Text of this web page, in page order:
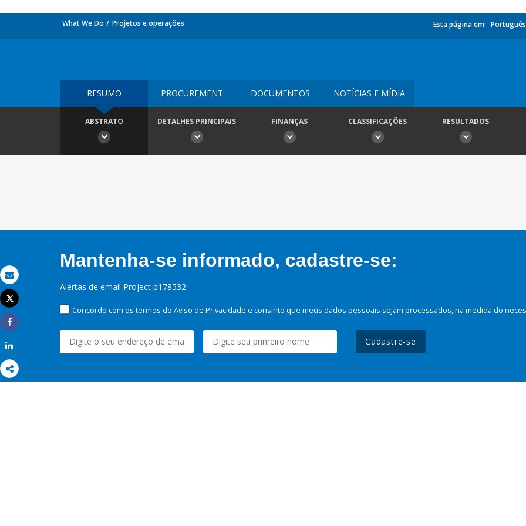
Email
Imprimir
Tweet
Share
What We Do Projetos e operações Esta página em: Português
RESUMO PROCUREMENT DOCUMENTOS NOTÍCIAS E MÍDIA
ABSTRATO DETALHES PRINCIPAIS FINANÇAS CLASSIFICAÇÕES RESULTADOS
Mantenha-se informado, cadastre-se:
Alertas de email Project p178532
Concordo com os termos do Aviso de Privacidade e consinto que meus dados pessoais sejam processados, na medida do
Cadastre-se